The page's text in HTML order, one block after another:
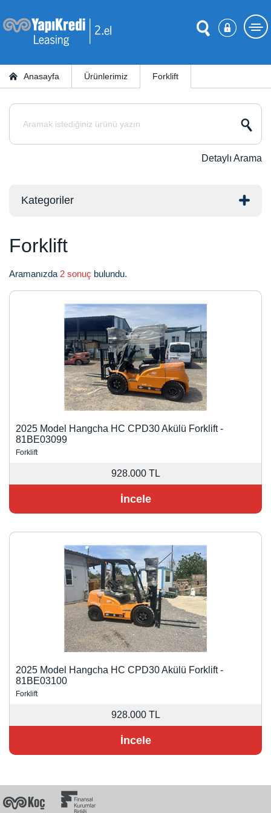
Anasayfa Ürünlerimiz Forklift
Detaylı Arama
Kategoriler
Forklift
Aramanızda 2 sonuç bulundu.
2025 Model Hangcha HC CPD30 Akülü Forklift -
81BE03099
Forklift
928.000 TL
İncele
2025 Model Hangcha HC CPD30 Akülü Forklift -
81BE03100
Forklift
928.000 TL
İncele